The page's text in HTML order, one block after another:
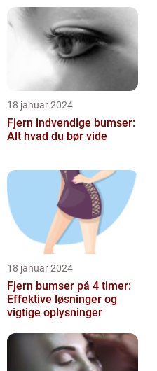
18 januar 2024
Fjern indvendige bumser:
Alt hvad du bør vide
18 januar 2024
Fjern bumser på 4 timer:
Effektive løsninger og
vigtige oplysninger